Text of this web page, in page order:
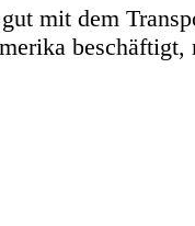
mit dem